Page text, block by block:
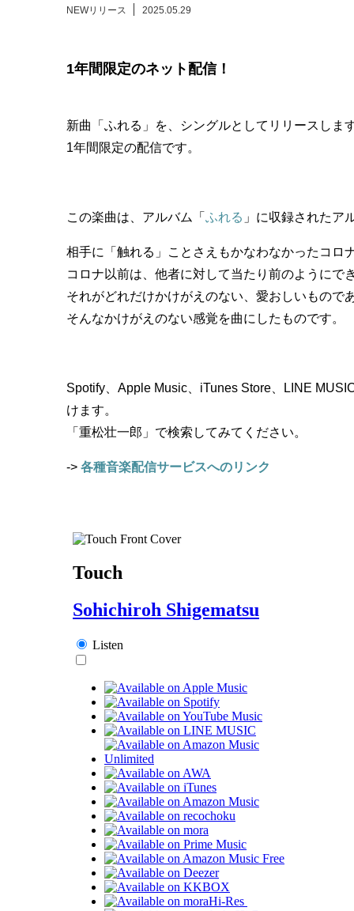
NEWリリース 2025.05.29
1年間限定のネット配信！
新曲「ふれる」を、シングルとしてリリースします
1年間限定の配信です。
この楽曲は、アルバム「 ふれる 」に収録されたア
相手に「触れる」ことさえもかなわなかったコロ
コロナ以前は、他者に対して当たり前のようにで
それがどれだけかけがえのない、愛おしいもので
そんなかけがえのない感覚を曲にしたものです。
Spotify、Apple Music、iTunes Store、LINE
けます。
「重松壮一郎」で検索してみてください。
-> 各種音楽配信サービスへのリンク